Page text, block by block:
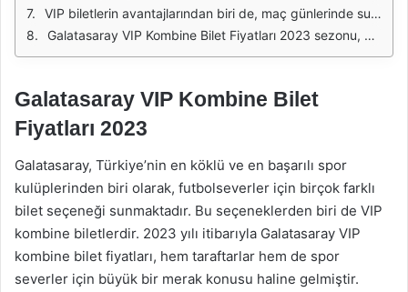
VIP biletlerin avantajlarından biri de, maç günlerinde sunulan özel otopark imkanları. Taraftarlar, stadyuma ulaşımda daha rahat bir deneyim yaşayarak, zaman kaybını en aza indirmiş oluyorlar. Ayrıca, VIP hizmetler arasında yer alan özel girişler sayesinde, kalabalıkta kaybolmadan stadyuma girmek de mümkün. Bu durum, maç gününün stresini azaltarak, daha keyifli bir deneyim sunuyor.
Galatasaray VIP Kombine Bilet Fiyatları 2023 sezonu, hem konforlu bir maç izleme deneyimi arayanlar hem de takımına destek olmak isteyenler için bir fırsat sunuyor. Bilet fiyatları, sunduğu ayrıcalıklar ve VIP hizmetlerle birlikte, taraftarların beklentilerini karşılayacak şekilde belirlenmiş durumda. Galatasaray taraftarları, bu avantajlardan yararlanarak, maç günlerini unutulmaz kılabilirler.
Galatasaray VIP Kombine Bilet
Fiyatları 2023
Galatasaray, Türkiye’nin en köklü ve en başarılı spor
kulüplerinden biri olarak, futbolseverler için birçok farklı
bilet seçeneği sunmaktadır. Bu seçeneklerden biri de VIP
kombine biletlerdir. 2023 yılı itibarıyla Galatasaray VIP
kombine bilet fiyatları, hem taraftarlar hem de spor
severler için büyük bir merak konusu haline gelmiştir.